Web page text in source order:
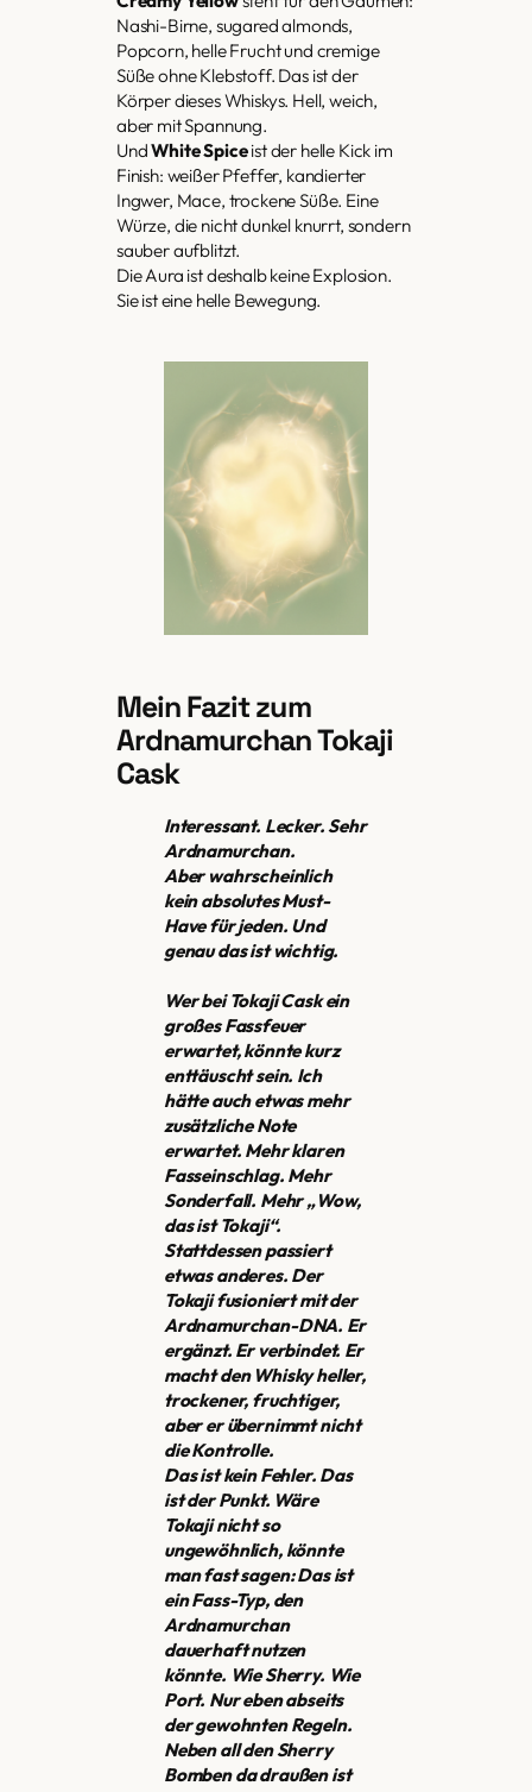
Nashi-Birne, sugared almonds,
Popcorn, helle Frucht und cremige
Süße ohne Klebstoff. Das ist der
Körper dieses Whiskys. Hell, weich,
aber mit Spannung.
UndWhite Spiceist der helle Kick im
Finish: weißer Pfeffer, kandierter
Ingwer, Mace, trockene Süße. Eine
Würze, die nicht dunkel knurrt, sondern
sauber aufblitzt.
Die Aura ist deshalb keine Explosion.
Sie ist eine helle Bewegung.
Mein Fazit zum
Ardnamurchan Tokaji
Cask
Interessant. Lecker. Sehr
Ardnamurchan.
Aber wahrscheinlich
kein absolutes Must-
Have für jeden. Und
genau das ist wichtig.
Wer bei Tokaji Cask ein
großes Fassfeuer
erwartet, könnte kurz
enttäuscht sein. Ich
hätte auch etwas mehr
zusätzliche Note
erwartet. Mehr klaren
Fasseinschlag. Mehr
Sonderfall. Mehr „Wow,
das ist Tokaji“.
Stattdessen passiert
etwas anderes. Der
Tokaji fusioniert mit der
Ardnamurchan-DNA. Er
ergänzt. Er verbindet. Er
macht den Whisky heller,
trockener, fruchtiger,
aber er übernimmt nicht
die Kontrolle.
Das ist kein Fehler. Das
ist der Punkt. Wäre
Tokaji nicht so
ungewöhnlich, könnte
man fast sagen: Das ist
ein Fass-Typ, den
Ardnamurchan
dauerhaft nutzen
könnte. Wie Sherry. Wie
Port. Nur eben abseits
der gewohnten Regeln.
Neben all den Sherry
Bomben da draußen ist